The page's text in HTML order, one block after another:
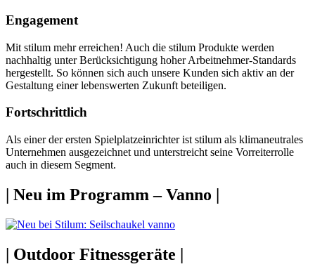
Engagement
Mit stilum mehr erreichen! Auch die stilum Produkte werden
nachhaltig unter Berücksichtigung hoher Arbeitnehmer-Standards
hergestellt. So können sich auch unsere Kunden sich aktiv an der
Gestaltung einer lebenswerten Zukunft beteiligen.
Fortschrittlich
Als einer der ersten Spielplatzeinrichter ist stilum als klimaneutrales
Unternehmen ausgezeichnet und unterstreicht seine Vorreiterrolle
auch in diesem Segment.
| Neu im Programm – Vanno |
| Outdoor Fitnessgeräte |